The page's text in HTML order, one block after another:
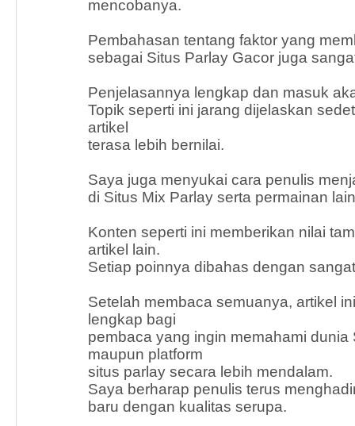
mencobanya.
Pembahasan tentang faktor yang
sebagai Situs Parlay Gacor juga
Penjelasannya lengkap dan masuk
Topik seperti ini jarang dijelaskan
artikel
terasa lebih bernilai.
Saya juga menyukai cara penulis
di Situs Mix Parlay serta permainan
Konten seperti ini memberikan nilai
artikel lain.
Setiap poinnya dibahas dengan
Setelah membaca semuanya, artikel
lengkap bagi
pembaca yang ingin memahami
maupun platform
situs parlay secara lebih mendalam.
Saya berharap penulis terus
baru dengan kualitas serupa.